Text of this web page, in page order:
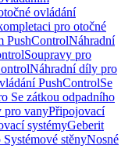
ovládání
pro otočné
PushControlNáhradní
Soupravy pro
Náhradní díly pro
PushControlSe
Se zátkou odpadního
pro vanyPřipojovací
systémyGeberit
stěnyNosné